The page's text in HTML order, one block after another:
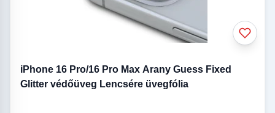
iPhone 16 Pro/16 Pro Max Arany Guess Fixed
Glitter védőüveg Lencsére üvegfólia